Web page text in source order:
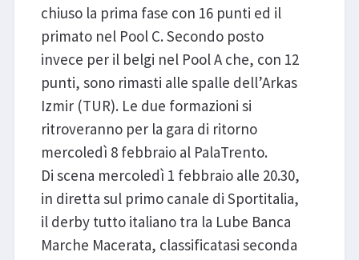
chiuso la prima fase con 16 punti ed il
primato nel Pool C. Secondo posto
invece per il belgi nel Pool A che, con 12
punti, sono rimasti alle spalle dell’Arkas
Izmir (TUR). Le due formazioni si
ritroveranno per la gara di ritorno
mercoledì 8 febbraio al PalaTrento.
Di scena mercoledì 1 febbraio alle 20.30,
in diretta sul primo canale di Sportitalia,
il derby tutto italiano tra la Lube Banca
Marche Macerata, classificatasi seconda